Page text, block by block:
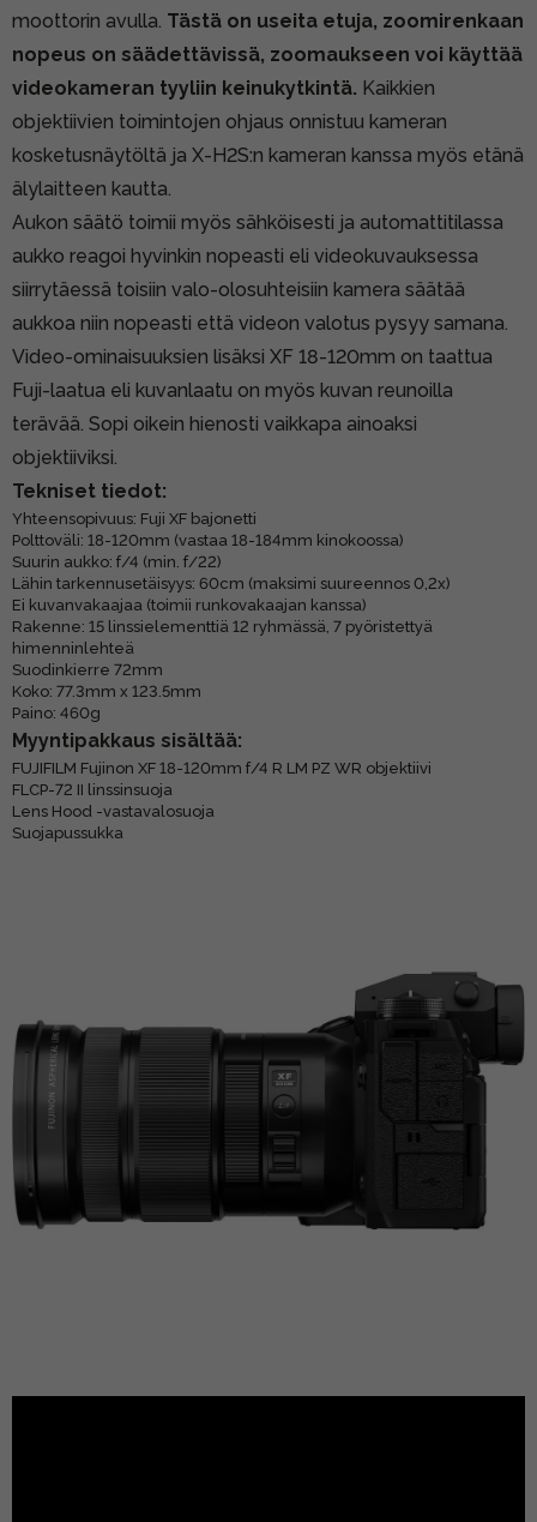
moottorin avulla. Tästä on useita etuja, zoomirenkaan
nopeus on säädettävissä, zoomaukseen voi käyttää
videokameran tyyliin keinukytkintä. Kaikkien
objektiivien toimintojen ohjaus onnistuu kameran
kosketusnäytöltä ja X-H2S:n kameran kanssa myös etänä
älylaitteen kautta.
Aukon säätö toimii myös sähköisesti ja automattitilassa
aukko reagoi hyvinkin nopeasti eli videokuvauksessa
siirrytäessä toisiin valo-olosuhteisiin kamera säätää
aukkoa niin nopeasti että videon valotus pysyy samana.
Video-ominaisuuksien lisäksi XF 18-120mm on taattua
Fuji-laatua eli kuvanlaatu on myös kuvan reunoilla
terävää. Sopi oikein hienosti vaikkapa ainoaksi
objektiiviksi.
Tekniset tiedot:
Yhteensopivuus: Fuji XF bajonetti
Polttoväli: 18-120mm (vastaa 18-184mm kinokoossa)
Suurin aukko: f/4 (min. f/22)
Lähin tarkennusetäisyys: 60cm (maksimi suureennos 0,2x)
Ei kuvanvakaajaa (toimii runkovakaajan kanssa)
Rakenne: 15 linssielementtiä 12 ryhmässä, 7 pyöristettyä
himenninlehteä
Suodinkierre 72mm
Koko: 77.3mm x 123.5mm
Paino: 460g
Myyntipakkaus sisältää:
FUJIFILM Fujinon XF 18-120mm f/4 R LM PZ WR objektiivi
FLCP-72 II linssinsuoja
Lens Hood -vastavalosuoja
Suojapussukka